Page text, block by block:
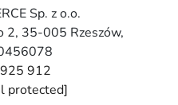
Sp. z o.o.
2, 35-005 Rzeszów,
912
protected]